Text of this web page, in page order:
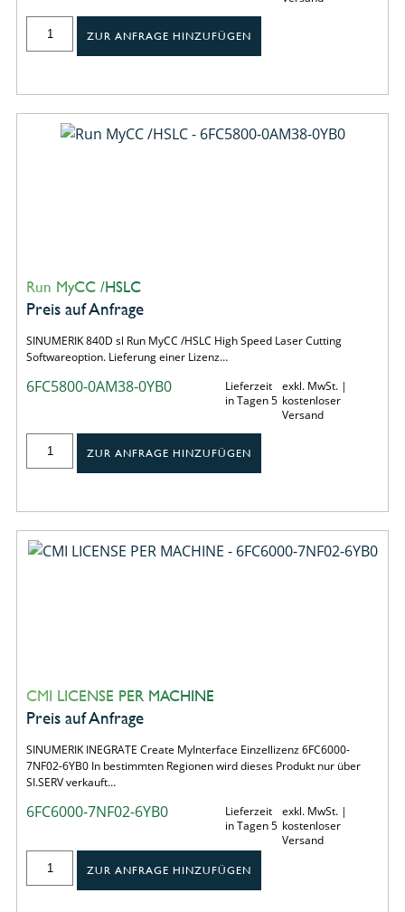
ZUR ANFRAGE HINZUFÜGEN
Run MyCC /HSLC
Preis auf Anfrage
SINUMERIK 840D sl Run MyCC /HSLC High Speed Laser Cutting
Softwareoption. Lieferung einer Lizenz…
6FC5800-0AM38-0YB0
Lieferzeit
in Tagen 5
exkl. MwSt. |
kostenloser
Versand
ZUR ANFRAGE HINZUFÜGEN
CMI LICENSE PER MACHINE
Preis auf Anfrage
SINUMERIK INEGRATE Create MyInterface Einzellizenz 6FC6000-
7NF02-6YB0 In bestimmten Regionen wird dieses Produkt nur über
SI.SERV verkauft…
6FC6000-7NF02-6YB0
Lieferzeit
in Tagen 5
exkl. MwSt. |
kostenloser
Versand
ZUR ANFRAGE HINZUFÜGEN